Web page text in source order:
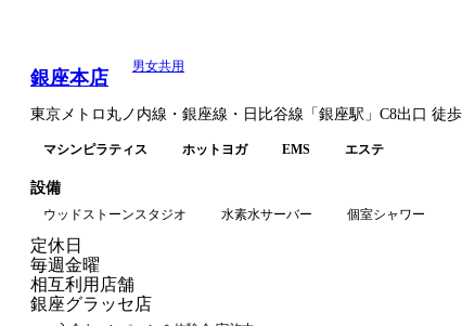
銀座本店
男女共用
東京メトロ丸ノ内線・銀座線・日比谷線 「 銀座駅 」 C8出口 徒
マシンピラティス ホットヨガ EMS エステ
設備
ウッドストーンスタジオ 水素水サーバー 個室シャワー
定休日
毎週金曜
相互利用店舗
銀座グラッセ店